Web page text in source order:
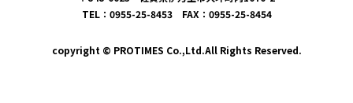
TEL：0955-25-8453 FAX：0955-25-8454
copyright © PROTIMES Co.,Ltd.All Rights Reserved.